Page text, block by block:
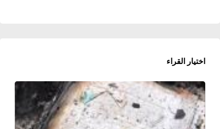
اختيار القراء